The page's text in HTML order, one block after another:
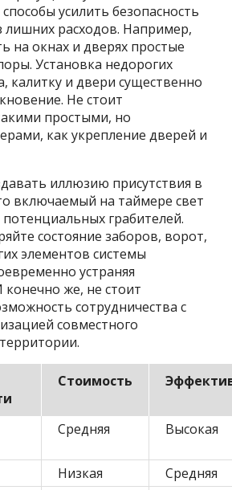
усилить безопасность
лишних расходов. Например,
на окнах и дверях простые
Установка недорогих
калитку и двери существенно
Не стоит
простыми, но
как укрепление дверей и
иллюзию присутствия в
включаемый на таймере свет
грабителей.
состояние заборов, ворот,
элементов системы
устраняя
конечно же, не стоит
сотрудничества с
совместного
Стоимость
Средняя Высокая
Низкая
Средняя